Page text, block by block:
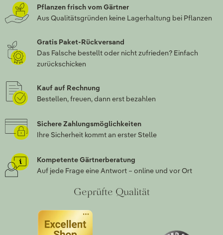
Pflanzen frisch vom Gärtner
Aus Qualitätsgründen keine Lagerhaltung bei Pflanzen
Gratis Paket-Rückversand
Das Falsche bestellt oder nicht zufrieden? Einfach
zurückschicken
Kauf auf Rechnung
Bestellen, freuen, dann erst bezahlen
Sichere Zahlungsmöglichkeiten
Ihre Sicherheit kommt an erster Stelle
Kompetente Gärtnerberatung
Auf jede Frage eine Antwort – online und vor Ort
Geprüfte Qualität